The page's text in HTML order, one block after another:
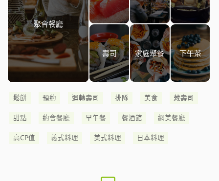
聚會餐廳
壽司 家庭聚餐 下午茶
鬆餅 預約 迴轉壽司 排隊 美食 藏壽司
甜點 約會餐廳 早午餐 餐酒館 網美餐廳
高CP值 義式料理 美式料理 日本料理